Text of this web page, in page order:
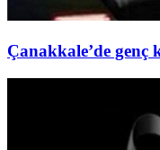
Çanakkale’de genç